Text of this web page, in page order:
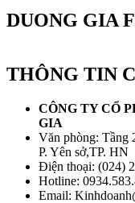
DUONG GIA
THÔNG TIN
CÔNG TY CỔ
GIA
Văn phòng: Tầng
P. Yên sở,TP. HN
Điện thoại: (024)
Hotline:
Email: